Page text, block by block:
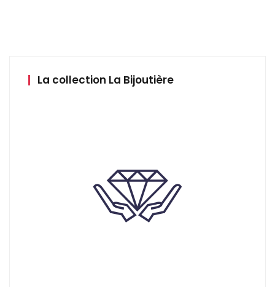
La collection La Bijoutière